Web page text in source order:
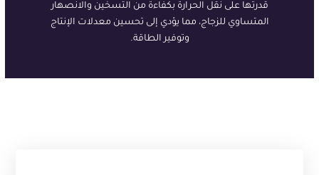
قدرتها على نقل الحرارة بكفاءة من التسخين والانصهار
المتساوي للزجاج، مما يؤدي إلى تحسين معدلات الإنتاج
وتوفير الطاقة.